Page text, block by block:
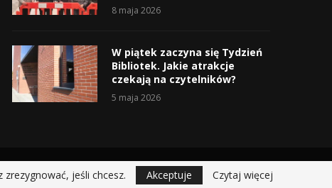
8 maja 2026
W piątek zaczyna się Tydzień
Bibliotek. Jakie atrakcje
czekają na czytelników?
5 maja 2026
jeśli chcesz. Akceptuje Czytaj więcej